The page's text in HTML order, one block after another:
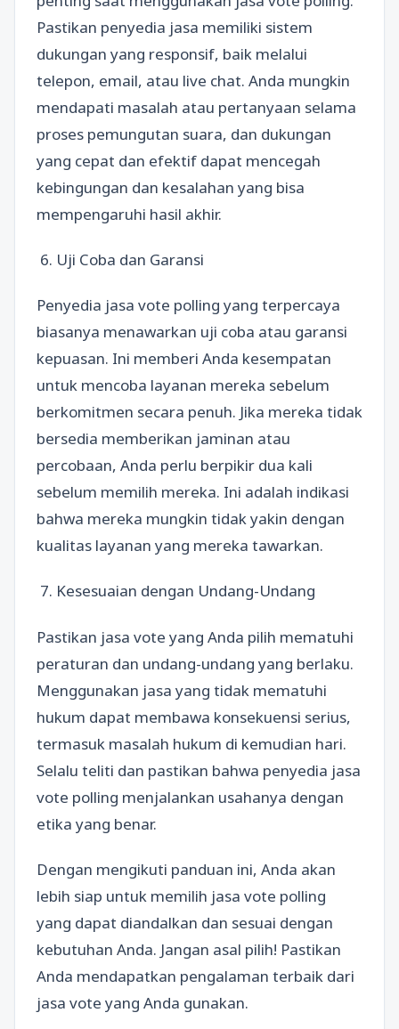
Pastikan penyedia jasa memiliki sistem
dukungan yang responsif, baik melalui
telepon, email, atau live chat. Anda mungkin
mendapati masalah atau pertanyaan selama
proses pemungutan suara, dan dukungan
yang cepat dan efektif dapat mencegah
kebingungan dan kesalahan yang bisa
mempengaruhi hasil akhir.
6. Uji Coba dan Garansi
Penyedia jasa vote polling yang terpercaya
biasanya menawarkan uji coba atau garansi
kepuasan. Ini memberi Anda kesempatan
untuk mencoba layanan mereka sebelum
berkomitmen secara penuh. Jika mereka tidak
bersedia memberikan jaminan atau
percobaan, Anda perlu berpikir dua kali
sebelum memilih mereka. Ini adalah indikasi
bahwa mereka mungkin tidak yakin dengan
kualitas layanan yang mereka tawarkan.
7. Kesesuaian dengan Undang-Undang
Pastikan jasa vote yang Anda pilih mematuhi
peraturan dan undang-undang yang berlaku.
Menggunakan jasa yang tidak mematuhi
hukum dapat membawa konsekuensi serius,
termasuk masalah hukum di kemudian hari.
Selalu teliti dan pastikan bahwa penyedia jasa
vote polling menjalankan usahanya dengan
etika yang benar.
Dengan mengikuti panduan ini, Anda akan
lebih siap untuk memilih jasa vote polling
yang dapat diandalkan dan sesuai dengan
kebutuhan Anda. Jangan asal pilih! Pastikan
Anda mendapatkan pengalaman terbaik dari
jasa vote yang Anda gunakan.